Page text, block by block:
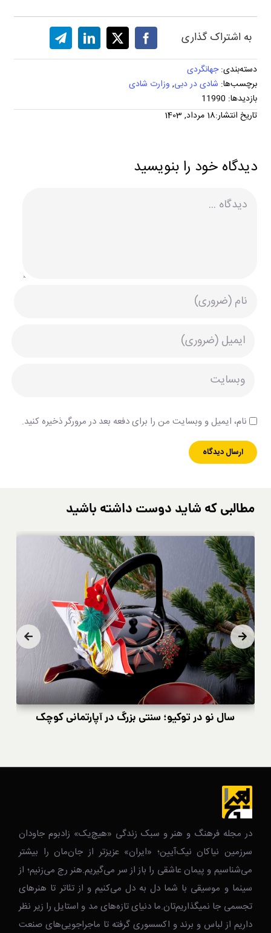
به اشتراک گذاری
دسته‌بندی:جهانگردی
برچسب‌ها: شادی در دبی, وزارت شادی
بازدیدها: 11990
تاریخ انتشار:18 مرداد, 1403
دیدگاه خود را بنویسید
نام، ایمیل و وبسایت من را برای دفعه بعد در مرورگر ذخیره کنید.
مطالبی که شاید دوست داشته باشید
سال نو در توکیو؛ سنتی بزرگ در آپارتمانی کوچک
در مجله فرهنگ و هنر و سبک زندگی‌ «هیچ‌یک» زادبوم جاودان
سرزمین نیاکان نیک‌‌‌آیین؛ «ایران» عزیزتر از جان‌مان را بیشتر
می‌شناسیم و پیمان عاشقی را باز از سر می‌گیریم.هنر رج می‌زنیم؛ از
سینما و موسیقی با شما دل به دل می‌کنیم و از تئاتر تا هنرهای
تجسمی جا نمیگذاریم‌تان.ما دنیای تازه‌های مد و استایل را زیر نظر
داریم از لباس و برند و اکسسوری گرفته تا ماجراجویی‌های صنعت